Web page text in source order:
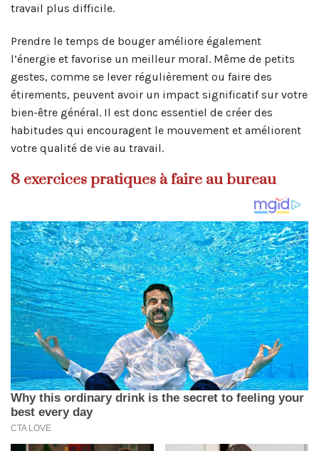
travail plus difficile.
Prendre le temps de bouger améliore également
l’énergie et favorise un meilleur moral. Même de petits
gestes, comme se lever régulièrement ou faire des
étirements, peuvent avoir un impact significatif sur votre
bien-être général. Il est donc essentiel de créer des
habitudes qui encouragent le mouvement et améliorent
votre qualité de vie au travail.
8 exercices pratiques à faire au bureau